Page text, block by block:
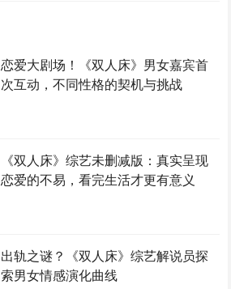
恋爱大剧场！《双人床》男女嘉宾首
次互动，不同性格的契机与挑战
《双人床》综艺未删减版：真实呈现
恋爱的不易，看完生活才更有意义
出轨之谜？《双人床》综艺解说员探
索男女情感演化曲线